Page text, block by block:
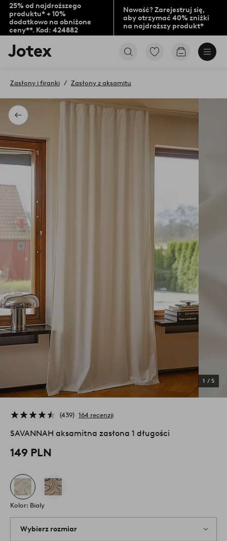
25% od najdroższego
produktu* + 10%
dodatkowo na obniżone
ceny**. Kod: 424882
Nowość? Zarejestruj się,
aby otrzymać 40% zniżki
na najdroższy produkt*
Logo
Jotex
na
stronę
PrzejdźPrzejdź
Powrót
Zasłony i firanki Zasłony z aksamitu
1 / 5
439 164 recenzji
SAVANNAH aksamitna zasłona 1 długości
149 PLN
Kolor: Bialy
Wybierz rozmiar